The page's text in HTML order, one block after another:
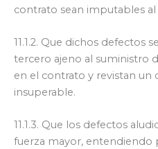
contrato sean imputables
11.1.2. Que dichos defectos
tercero ajeno al suministro
en el contrato y revistan un
insuperable.
11.1.3. Que los defectos
fuerza mayor, entendiendo